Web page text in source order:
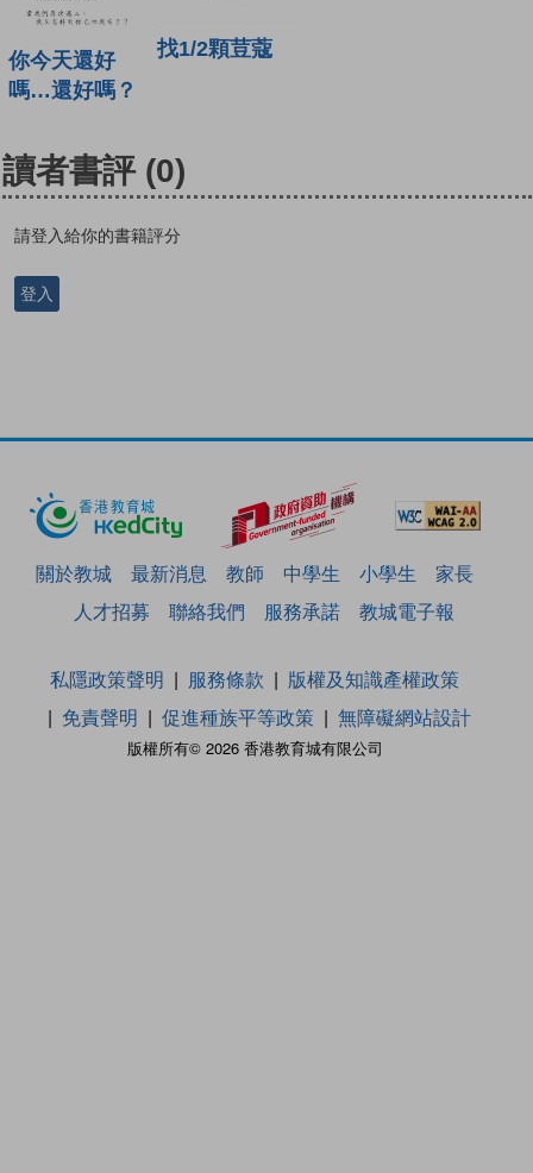
你今天還好
嗎…還好嗎？
找1/2顆荳蔻
讀者書評 (0)
請登入給你的書籍評分
登入
關於教城 最新消息 教師 中學生 小學生
家長
人才招募
聯絡我們 服務承諾 教城電子報
版權所有© 2026 香港教育城有限公司
私隱政策聲明 服務條款
版權及知識產權政策
免責聲明
促進種族平等政策 無障礙網站設計